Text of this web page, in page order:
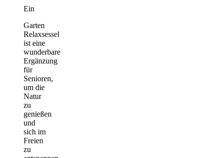
Ein
Garten
Relaxsessel
ist eine
wunderbare
Ergänzung
für
Senioren,
um die
Natur
zu
genießen
und
sich im
Freien
zu